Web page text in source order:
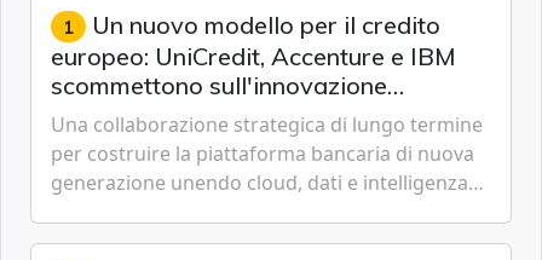
1 Un nuovo modello per il credito
europeo: UniCredit, Accenture e IBM
scommettono sull'innovazione
tecnologica
Una collaborazione strategica di lungo termine
per costruire la piattaforma bancaria di nuova
generazione unendo cloud, dati e intelligenza